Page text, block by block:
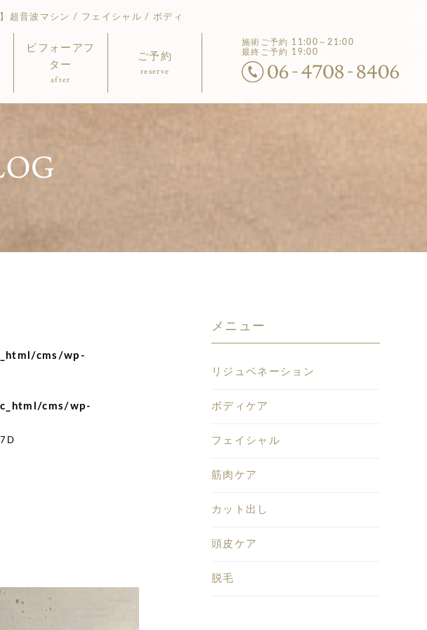
超音波マシン / フェイシャル / ボディ
ビフォーアフ
ター
after
ご予約
reserve
施術ご予約
11:00～21:00
最終ご予約 19:00
cms/wp-
cms/wp-
メニュー
リジュベネーション
ボディケア
フェイシャル
筋肉ケア
カット出し
頭皮ケア
脱毛